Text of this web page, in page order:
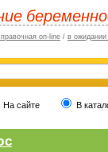
on-line / в ожидании
На сайте В